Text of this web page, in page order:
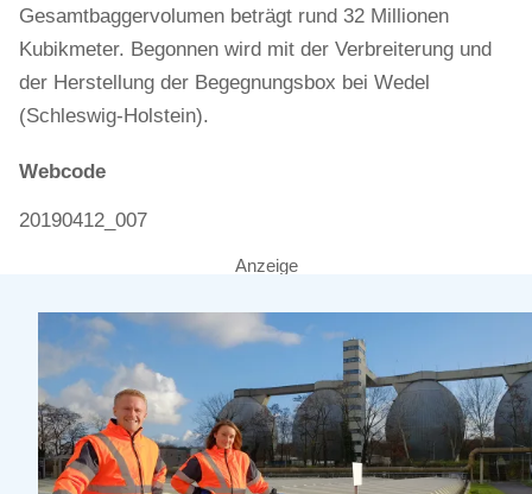
Gesamtbaggervolumen beträgt rund 32 Millionen
Kubikmeter. Begonnen wird mit der Verbreiterung und
der Herstellung der Begegnungsbox bei Wedel
(Schleswig-Holstein).
Webcode
20190412_007
Anzeige